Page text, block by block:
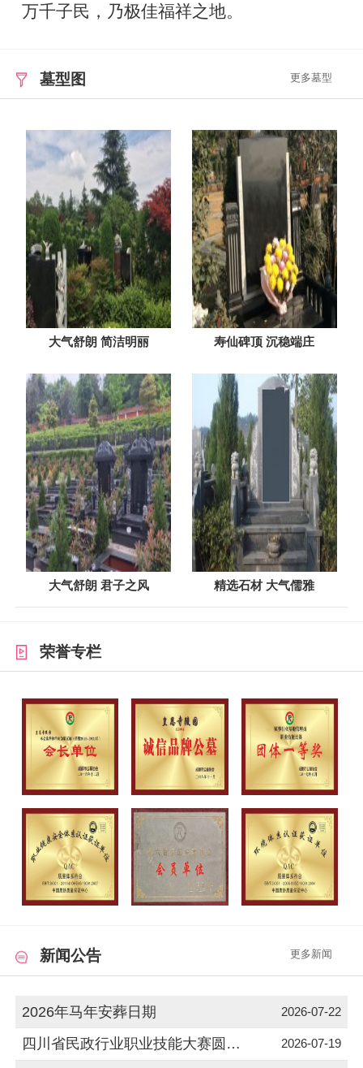
万千子民，乃极佳福祥之地。
墓型图 更多墓型
大气舒朗 简洁明丽 寿仙碑顶 沉稳端庄
大气舒朗 君子之风 精选石材 大气儒雅
荣誉专栏
新闻公告 更多新闻
2026年马年安葬日期 2026-07-22
四川省民政行业职业技能大赛圆满落幕 2026-07-19